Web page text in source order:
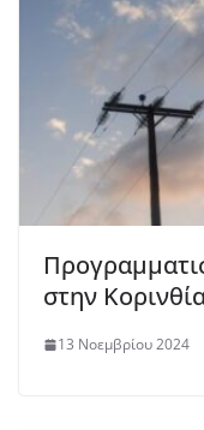
στην
13 Νοεμβρίου 2024